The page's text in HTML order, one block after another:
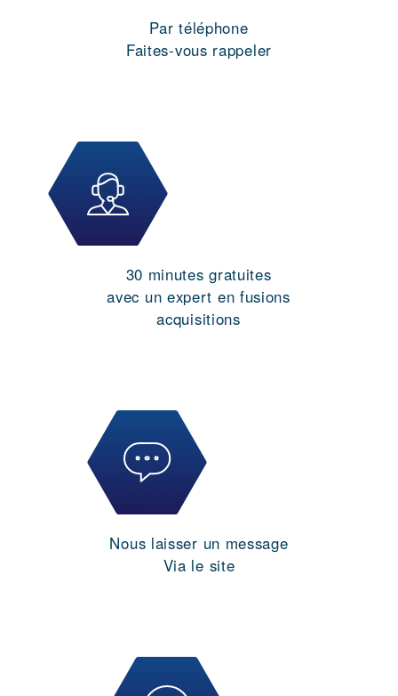
Par téléphone
Faites-vous rappeler
30 minutes gratuites
avec un expert en fusions
acquisitions
Nous laisser un message
Via le site